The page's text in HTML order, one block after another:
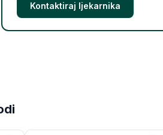
Kontaktiraj ljekarnika